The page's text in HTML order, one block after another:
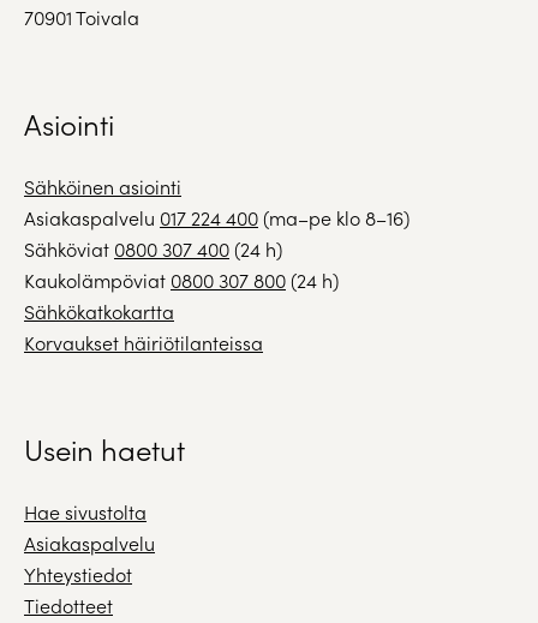
70901 Toivala
Asiointi
Sähköinen asiointi
Asiakaspalvelu 017 224 400(ma–pe klo 8–16)
Sähköviat 0800 307 400(24 h)
Kaukolämpöviat 0800 307 800(24 h)
Sähkökatkokartta
Korvaukset häiriötilanteissa
Usein haetut
Hae sivustolta
Asiakaspalvelu
Yhteystiedot
Tiedotteet